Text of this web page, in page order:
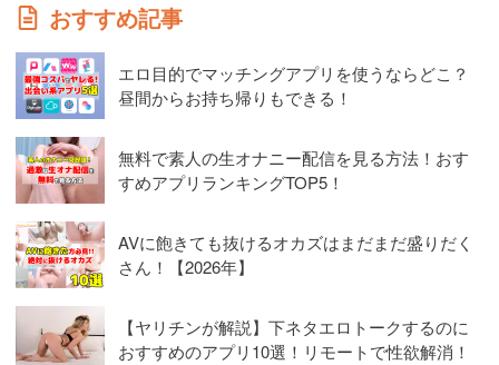
おすすめ記事
エロ目的でマッチングアプリを使うならどこ？
昼間からお持ち帰りもできる！
無料で素人の生オナニー配信を見る方法！おす
すめアプリランキングTOP5！
AVに飽きても抜けるオカズはまだまだ盛りだく
さん！【2026年】
【ヤリチンが解説】下ネタエロトークするのに
おすすめのアプリ10選！リモートで性欲解消！